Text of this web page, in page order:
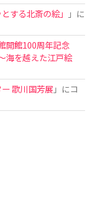
する北斎の絵」
」に
開館100周年記念
海を越えた江戸絵
歌川国芳展 」にコ